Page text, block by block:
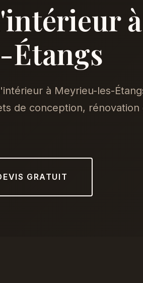
à
à Meyrieu-les-
de conception,
GRATUIT